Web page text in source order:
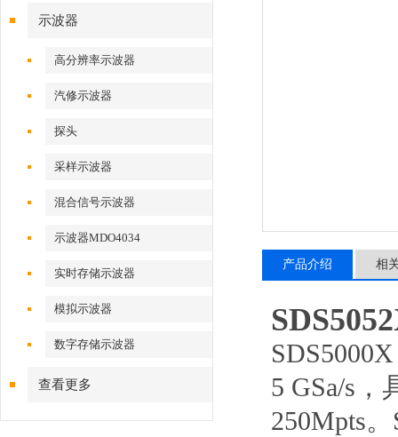
示波器
高分辨率示波器
汽修示波器
探头
采样示波器
混合信号示波器
示波器MDO4034
实时存储示波器
模拟示波器
数字存储示波器
查看更多
产品介绍 相
5 GSa/s
250Mpts